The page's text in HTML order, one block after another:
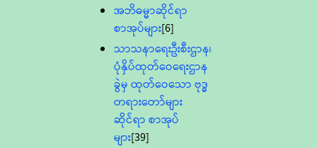
အဘိဓမ္မာဆိုင်ရာ
စာအုပ်များ[6]
သာသနာရေးဦးစီးဌာန၊
ပုံနှိပ်ထုတ်ဝေရေးဌာန
ခွဲမှ ထုတ်ဝေသော ဗုဒ္ဓ
တရားတော်များ
ဆိုင်ရာ စာအုပ်
များ[39]